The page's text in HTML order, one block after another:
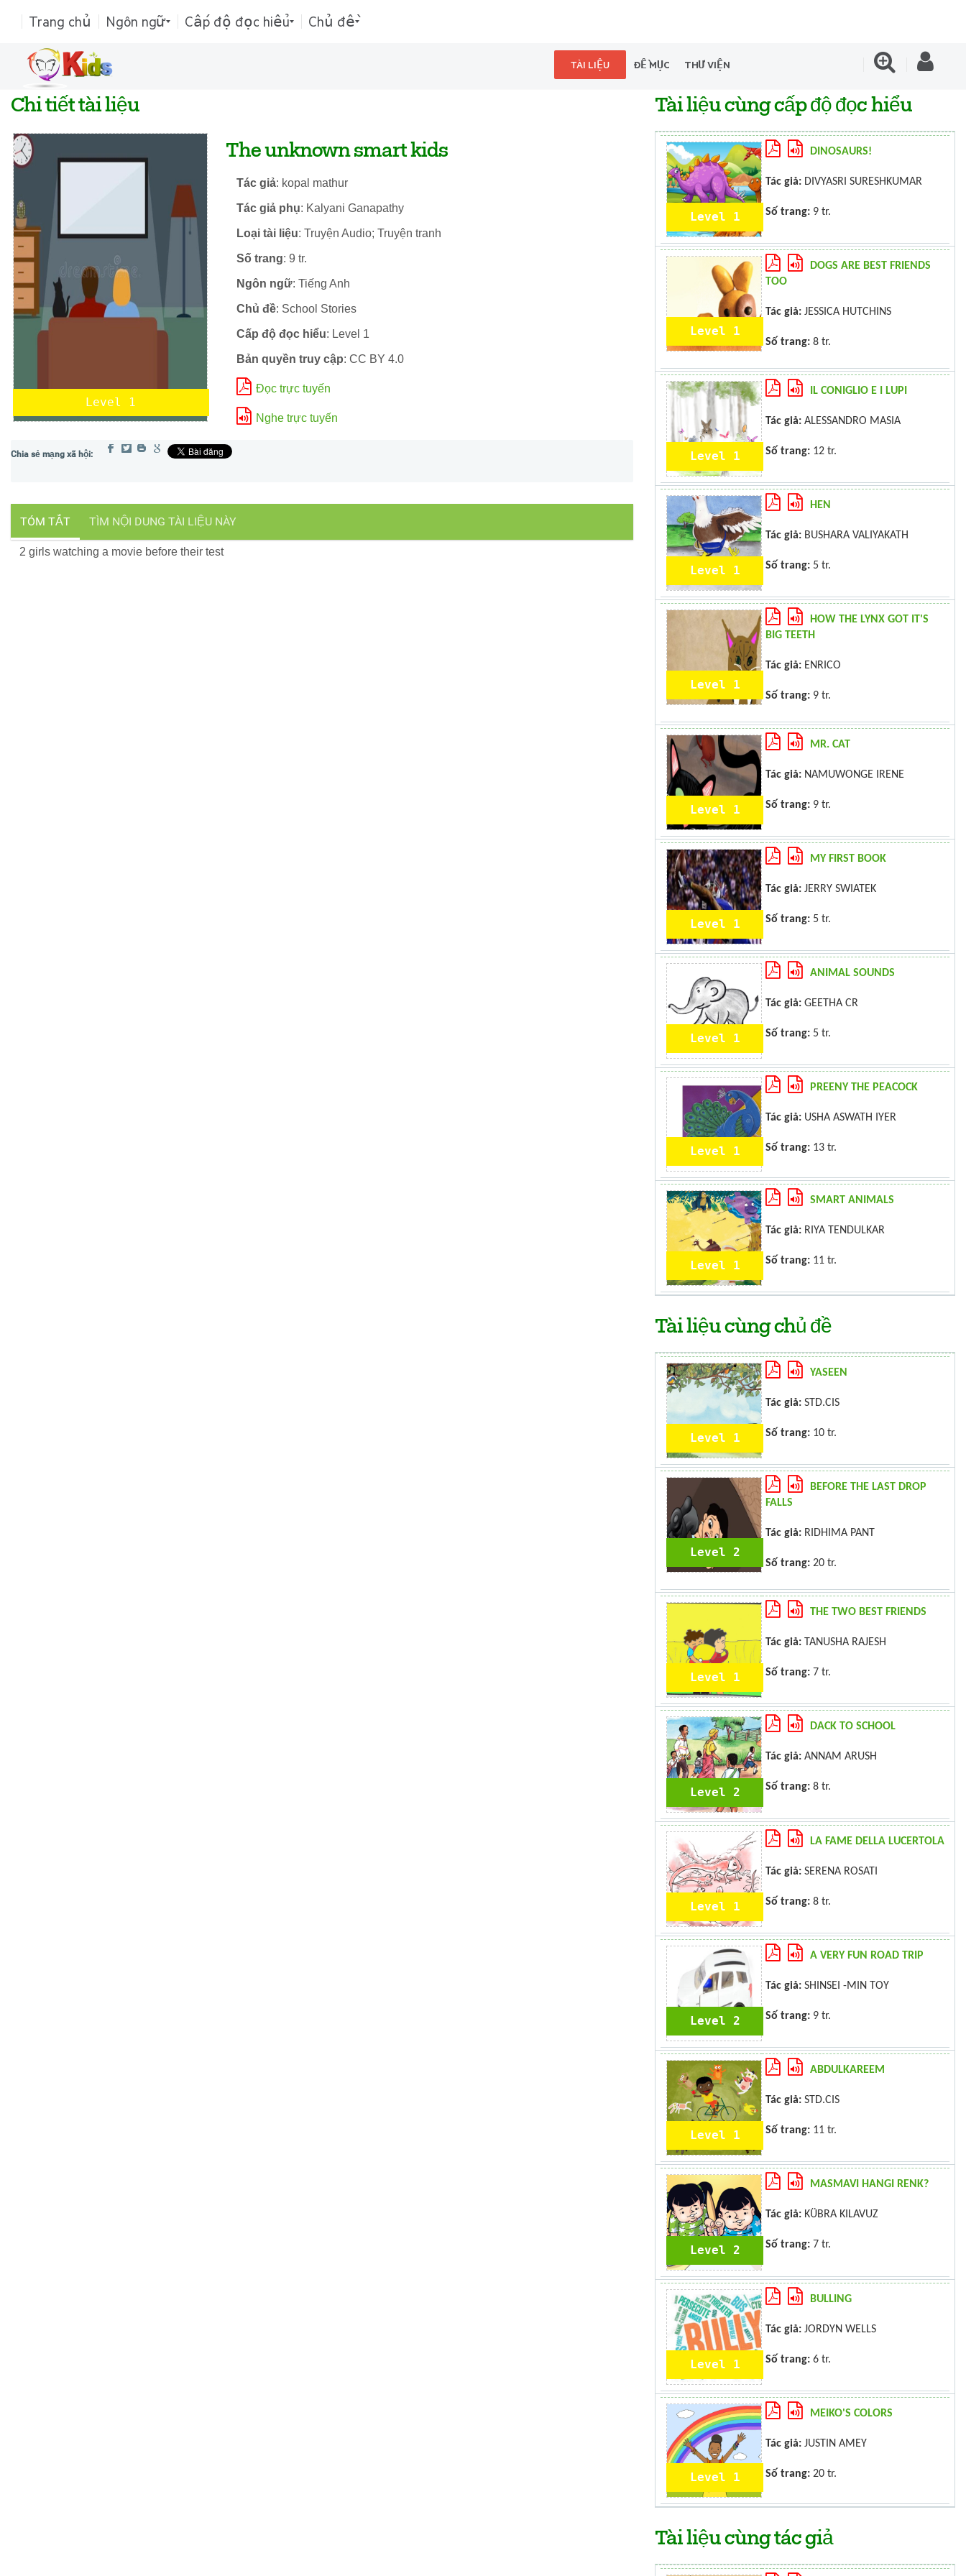
Trang chủ Ngôn ngữ Cấp độ đọc hiểu Chủ đề
TÀI LIỆU ĐỀ MỤC THƯ VIỆN
Chi tiết tài liệu
Level 1
The unknown smart kids
Tác giả: kopal mathur
Tác giả phụ: Kalyani Ganapathy
Loại tài liệu: Truyện Audio; Truyện tranh
Số trang: 9 tr.
Ngôn ngữ: Tiếng Anh
Chủ đề: School Stories
Cấp độ đọc hiểu: Level 1
Bản quyền truy cập: CC BY 4.0
Đọc trực tuyến
Nghe trực tuyến
TÓM TẮT TÌM NỘI DUNG TÀI LIỆU NÀY
2 girls watching a movie before their test
Tài liệu cùng cấp độ đọc hiểu
Level 1
DINOSAURS!
Tác giả: DIVYASRI SURESHKUMAR
Số trang: 9 tr.
Level 1
DOGS ARE BEST FRIENDS
TOO
Tác giả: JESSICA HUTCHINS
Số trang: 8 tr.
Level 1
IL CONIGLIO E I LUPI
Tác giả: ALESSANDRO MASIA
Số trang: 12 tr.
Level 1
HEN
Tác giả: BUSHARA VALIYAKATH
Số trang: 5 tr.
Level 1
HOW THE LYNX GOT IT'S
BIG TEETH
Tác giả: ENRICO
Số trang: 9 tr.
Level 1
MR. CAT
Tác giả: NAMUWONGE IRENE
Số trang: 9 tr.
Level 1
MY FIRST BOOK
Tác giả: JERRY SWIATEK
Số trang: 5 tr.
Level 1
ANIMAL SOUNDS
Tác giả: GEETHA CR
Số trang: 5 tr.
Level 1
PREENY THE PEACOCK
Tác giả: USHA ASWATH IYER
Số trang: 13 tr.
Level 1
SMART ANIMALS
Tác giả: RIYA TENDULKAR
Số trang: 11 tr.
Tài liệu cùng chủ đề
Level 1
YASEEN
Tác giả: STD.CIS
Số trang: 10 tr.
Level 2
BEFORE THE LAST DROP
FALLS
Tác giả: RIDHIMA PANT
Số trang: 20 tr.
Level 1
THE TWO BEST FRIENDS
Tác giả: TANUSHA RAJESH
Số trang: 7 tr.
Level 2
DACK TO SCHOOL
Tác giả: ANNAM ARUSH
Số trang: 8 tr.
Level 1
LA FAME DELLA LUCERTOLA
Tác giả: SERENA ROSATI
Số trang: 8 tr.
Level 2
A VERY FUN ROAD TRIP
Tác giả: SHINSEI -MIN TOY
Số trang: 9 tr.
Level 1
ABDULKAREEM
Tác giả: STD.CIS
Số trang: 11 tr.
Level 2
MASMAVI HANGI RENK?
Tác giả: KÜBRA KILAVUZ
Số trang: 7 tr.
Level 1
BULLING
Tác giả: JORDYN WELLS
Số trang: 6 tr.
Level 1
MEIKO'S COLORS
Tác giả: JUSTIN AMEY
Số trang: 20 tr.
Tài liệu cùng tác giả